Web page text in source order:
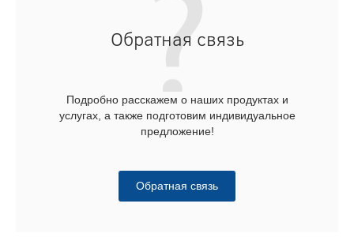
Обратная связь
Подробно расскажем о наших продуктах и
услугах, а также подготовим индивидуальное
предложение!
Обратная связь